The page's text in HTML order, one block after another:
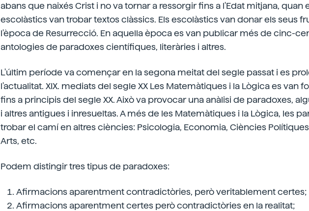
abans que naixés Crist i no va tornar a ressorgir fins a l'Edat mitjana, quan
escolàstics van trobar textos clàssics. Els escolàstics van donar els seus
l'època de Resurrecció. En aquella època es van publicar més de cinc-
antologies de paradoxes científiques, literàries i altres.
L'últim període va començar en la segona meitat del segle passat i es
l'actualitat. XIX. mediats del segle XX Les Matemàtiques i la Lògica es van
fins a principis del segle XX. Això va provocar una anàlisi de paradoxes,
i altres antigues i inresueltas. A més de les Matemàtiques i la Lògica, les
trobar el camí en altres ciències: Psicologia, Economia, Ciències
Arts, etc.
Podem distingir tres tipus de paradoxes:
Afirmacions aparentment contradictòries, però veritablement certes;
Afirmacions aparentment certes però contradictòries en la realitat;